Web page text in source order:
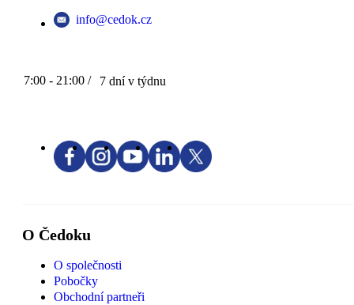
info@cedok.cz
7:00 - 21:00 / 7 dní v týdnu
O Čedoku
O společnosti
Pobočky
Obchodní partneři